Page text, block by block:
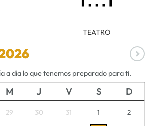
TEATRO
a día lo que tenemos preparado para ti.
M J V S D
29 30 31 1 2